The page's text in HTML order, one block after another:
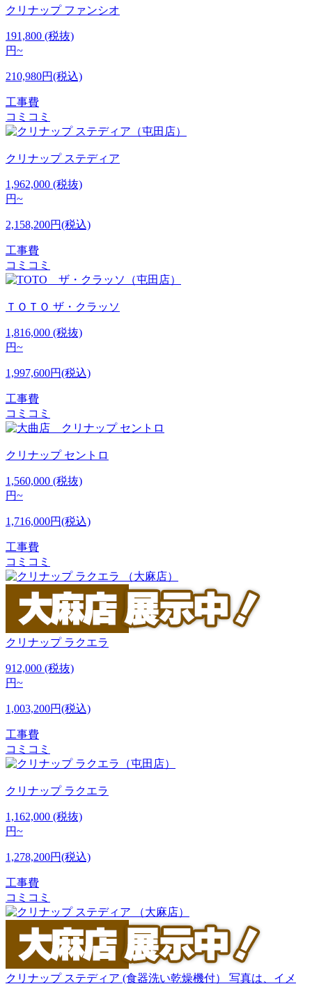
クリナップ ファンシオ
191,800 (税抜)
円~
210,980円(税込)
工事費
コミコミ
クリナップ ステディア
1,962,000 (税抜)
円~
2,158,200円(税込)
工事費
コミコミ
ＴＯＴＯ ザ・クラッソ
1,816,000 (税抜)
円~
1,997,600円(税込)
工事費
コミコミ
クリナップ セントロ
1,560,000 (税抜)
円~
1,716,000円(税込)
工事費
コミコミ
クリナップ ラクエラ
912,000 (税抜)
円~
1,003,200円(税込)
工事費
コミコミ
クリナップ ラクエラ
1,162,000 (税抜)
円~
1,278,200円(税込)
工事費
コミコミ
クリナップ ステディア (食器洗い乾燥機付） 写真は、イメ